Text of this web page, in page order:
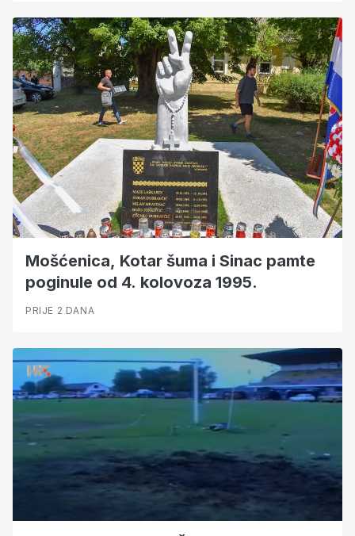
Mošćenica, Kotar šuma i Sinac pamte
poginule od 4. kolovoza 1995.
PRIJE 2 DANA